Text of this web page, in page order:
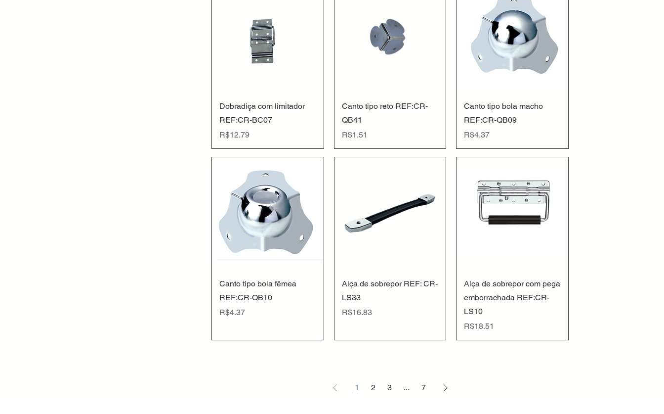
Quick View
Dobradiça com limitador
REF:CR-BC07
Price
R$12.79
Quick View
Canto tipo reto REF:CR-
QB41
Price
R$1.51
Quick View
Canto tipo bola macho
REF:CR-QB09
Price
R$4.37
Quick View
Canto tipo bola fêmea
REF:CR-QB10
Price
R$4.37
Quick View
Alça de sobrepor REF: CR-
LS33
Price
R$16.83
Quick View
Alça de sobrepor com pega
emborrachada REF:CR-
LS10
Price
R$18.51
1 2 3 ... 7